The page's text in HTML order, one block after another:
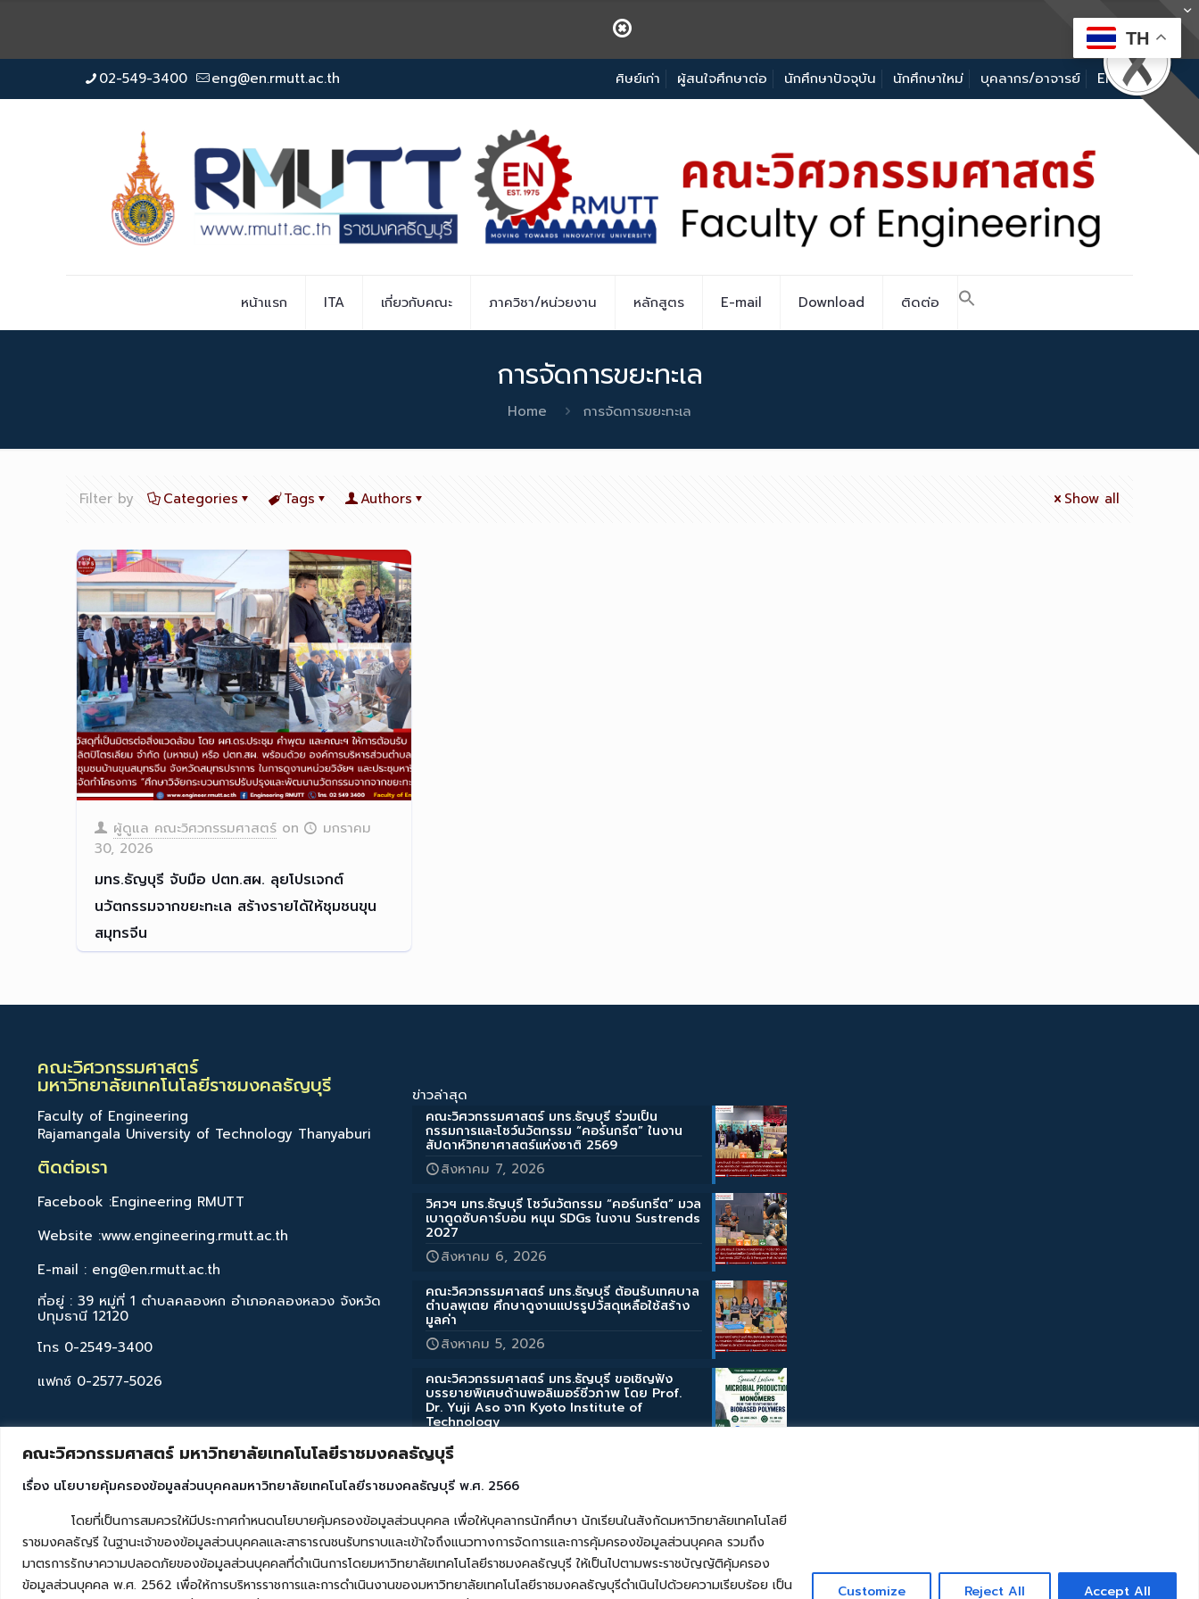
คณะวิศวกรรมศาสตร์ มหาวิทยาลัยเทคโนโลยีราชมงคลธัญบุรี
เรื่อง นโยบายคุ้มครองข้อมูลส่วนบุคคลมหาวิทยาลัยเทคโนโลยีราชมงคลธัญบุรี พ.ศ. 2566
โดยที่เป็นการสมควรให้มีประกาศกำหนดนโยบายคุ้มครองข้อมูลส่วนบุคคล เพื่อให้บุคลากรนักศึกษา นักเรียนในสังกัดมหาวิทยาลัยเทคโนโลยี
ราชมงคลธัญรี ในฐานะเจ้าของข้อมูลส่วนบุคคลและสาธารณชนรับทราบและเข้าใจถึงแนวทางการจัดการและการคุ้มครองข้อมูลส่วนบุคคล รวมถึง
มาตรการรักษาความปลอดภัยของข้อมูลส่วนบุคคลที่ดำเนินการโดยมหาวิทยาลัยเทคโนโลยีราชมงคลธัญบุรี ให้เป็นไปตามพระราชบัญญัติคุ้มครอง
ข้อมูลส่วนบุคคล พ.ศ. 2562 เพื่อให้การบริหารราชการและการดำเนินงานของมหาวิทยาลัยเทคโนโลยีราชมงคลธัญบุรีดำเนินไปด้วยความเรียบร้อย เป็น
Customize Reject All Accept All
02-549-3400 eng@en.rmutt.ac.th ศิษย์เก่า ผู้สนใจศึกษาต่อ นักศึกษาปัจจุบัน นักศึกษาใหม่ บุคลากร/อาจารย์ EN
หน้าแรก ITA เกี่ยวกับคณะ ภาควิชา/หน่วยงาน หลักสูตร E-mail Download ติดต่อ
การจัดการขยะทะเล
Home การจัดการขยะทะเล
Filter by Categories Tags Authors Show all
ผู้ดูแล คณะวิศวกรรมศาสตร์ on
มกราคม
30, 2026
มทร.ธัญบุรี จับมือ ปตท.สผ. ลุยโปรเจกต์
นวัตกรรมจากขยะทะเล สร้างรายได้ให้ชุมชนขุน
สมุทรจีน
คณะวิศวกรรมศาสตร์
มหาวิทยาลัยเทคโนโลยีราชมงคลธัญบุรี
Faculty of Engineering
Rajamangala University of Technology Thanyaburi
ติดต่อเรา
Facebook :Engineering RMUTT
Website :www.engineering.rmutt.ac.th
E-mail : eng@en.rmutt.ac.th
ที่อยู่ : 39 หมู่ที่ 1 ตำบลคลองหก อำเภอคลองหลวง จังหวัด
ปทุมธานี 12120
โทร 0-2549-3400
แฟกซ์ 0-2577-5026
ข่าวล่าสุด
คณะวิศวกรรมศาสตร์ มทร.ธัญบุรี ร่วมเป็น
กรรมการและโชว์นวัตกรรม “คอร์นกรีต” ในงาน
สัปดาห์วิทยาศาสตร์แห่งชาติ 2569
สิงหาคม 7, 2026
วิศวฯ มทร.ธัญบุรี โชว์นวัตกรรม “คอร์นกรีต” มวล
เบาดูดซับคาร์บอน หนุน SDGs ในงาน Sustrends
2027
สิงหาคม 6, 2026
คณะวิศวกรรมศาสตร์ มทร.ธัญบุรี ต้อนรับเทศบาล
ตำบลพุเตย ศึกษาดูงานแปรรูปวัสดุเหลือใช้สร้าง
มูลค่า
สิงหาคม 5, 2026
คณะวิศวกรรมศาสตร์ มทร.ธัญบุรี ขอเชิญฟัง
บรรยายพิเศษด้านพอลิเมอร์ชีวภาพ โดย Prof.
Dr. Yuji Aso จาก Kyoto Institute of
Technology
สิงหาคม 3, 2026
คณะวิศวกรรมศาสตร์ มทร.ธัญบุรี ขอเชิญฟัง
บรรยายพิเศษด้านสิ่งแวดล้อมและการเกษตร โดย
Assoc. Prof. Takahashi Katsuyuki จาก Iwate
University
สิงหาคม 3, 2026
TH